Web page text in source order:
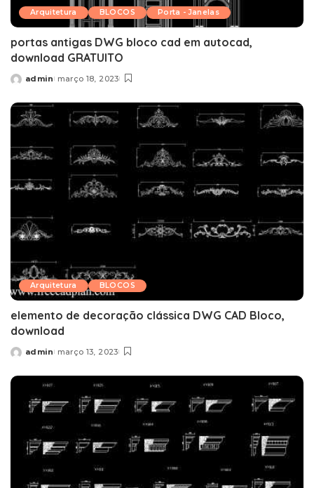
Arquitetura BLOCOS Porta - Janelas
portas antigas DWG bloco cad em autocad,
download GRATUITO
Posted
admin março 18, 2023
Arquitetura BLOCOS
elemento de decoração clássica DWG CAD Bloco,
download
Posted
admin março 13, 2023